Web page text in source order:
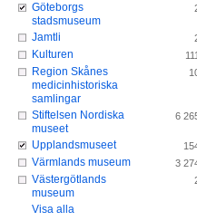
Göteborgs
stadsmuseum
Jamtli
Kulturen 111
Region Skånes
medicinhistoriska
samlingar
Stiftelsen Nordiska
museet
6
Upplandsmuseet
Värmlands museum 3
Västergötlands
museum
Visa alla